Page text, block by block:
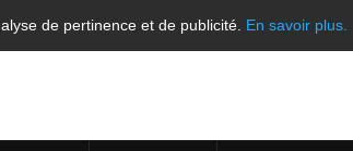
de pertinence et de publicité. En savoir plus.